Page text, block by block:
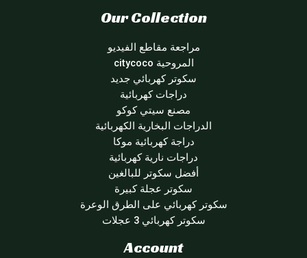
Our Collection
مراجعة مقاطع الفيديو
المروحية citycoco
سكوتر كهربائي جديد
دراجات كهربائية
مصنع سيتي كوكو
الدراجات البخارية الكهربائية
دراجة كهربائية موكا
دراجات نارية كهربائية
أفضل سكوتر للبالغين
سكوتر عجلة كبيرة
سكوتر كهربائي على الطرق الوعرة
سكوتر كهربائي 3 عجلات
Account